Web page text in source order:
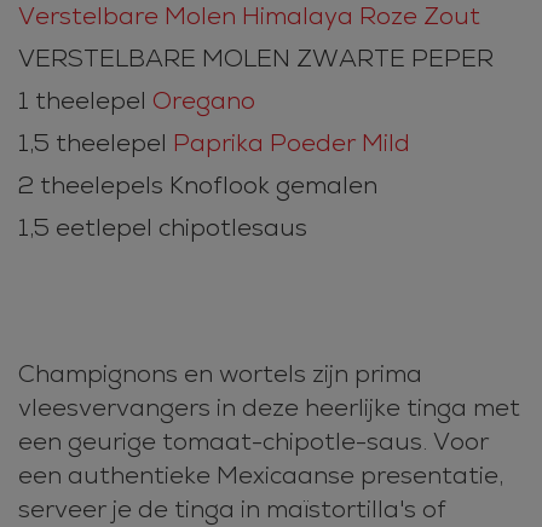
Verstelbare Molen Himalaya Roze Zout
VERSTELBARE MOLEN ZWARTE PEPER
1 theelepel Oregano
1,5 theelepel Paprika Poeder Mild
2 theelepels Knoflook gemalen
1,5 eetlepel chipotlesaus
Champignons en wortels zijn prima
vleesvervangers in deze heerlijke tinga met
een geurige tomaat-chipotle-saus. Voor
een authentieke Mexicaanse presentatie,
serveer je de tinga in maïstortilla's of